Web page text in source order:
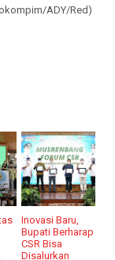
ADY/Red)
Inovasi Baru,
Bupati Berharap
CSR Bisa
Disalurkan